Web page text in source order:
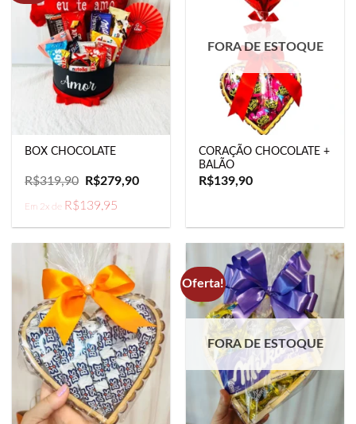
BOX CHOCOLATE
R$319,90
O
preço
original
era:
R$279,90O
Em 2x de R$139,95
FORA DE ESTOQUE
CORAÇÃO CHOCOLATE +
BALÃO
R$139,90
Oferta!
FORA DE ESTOQUE